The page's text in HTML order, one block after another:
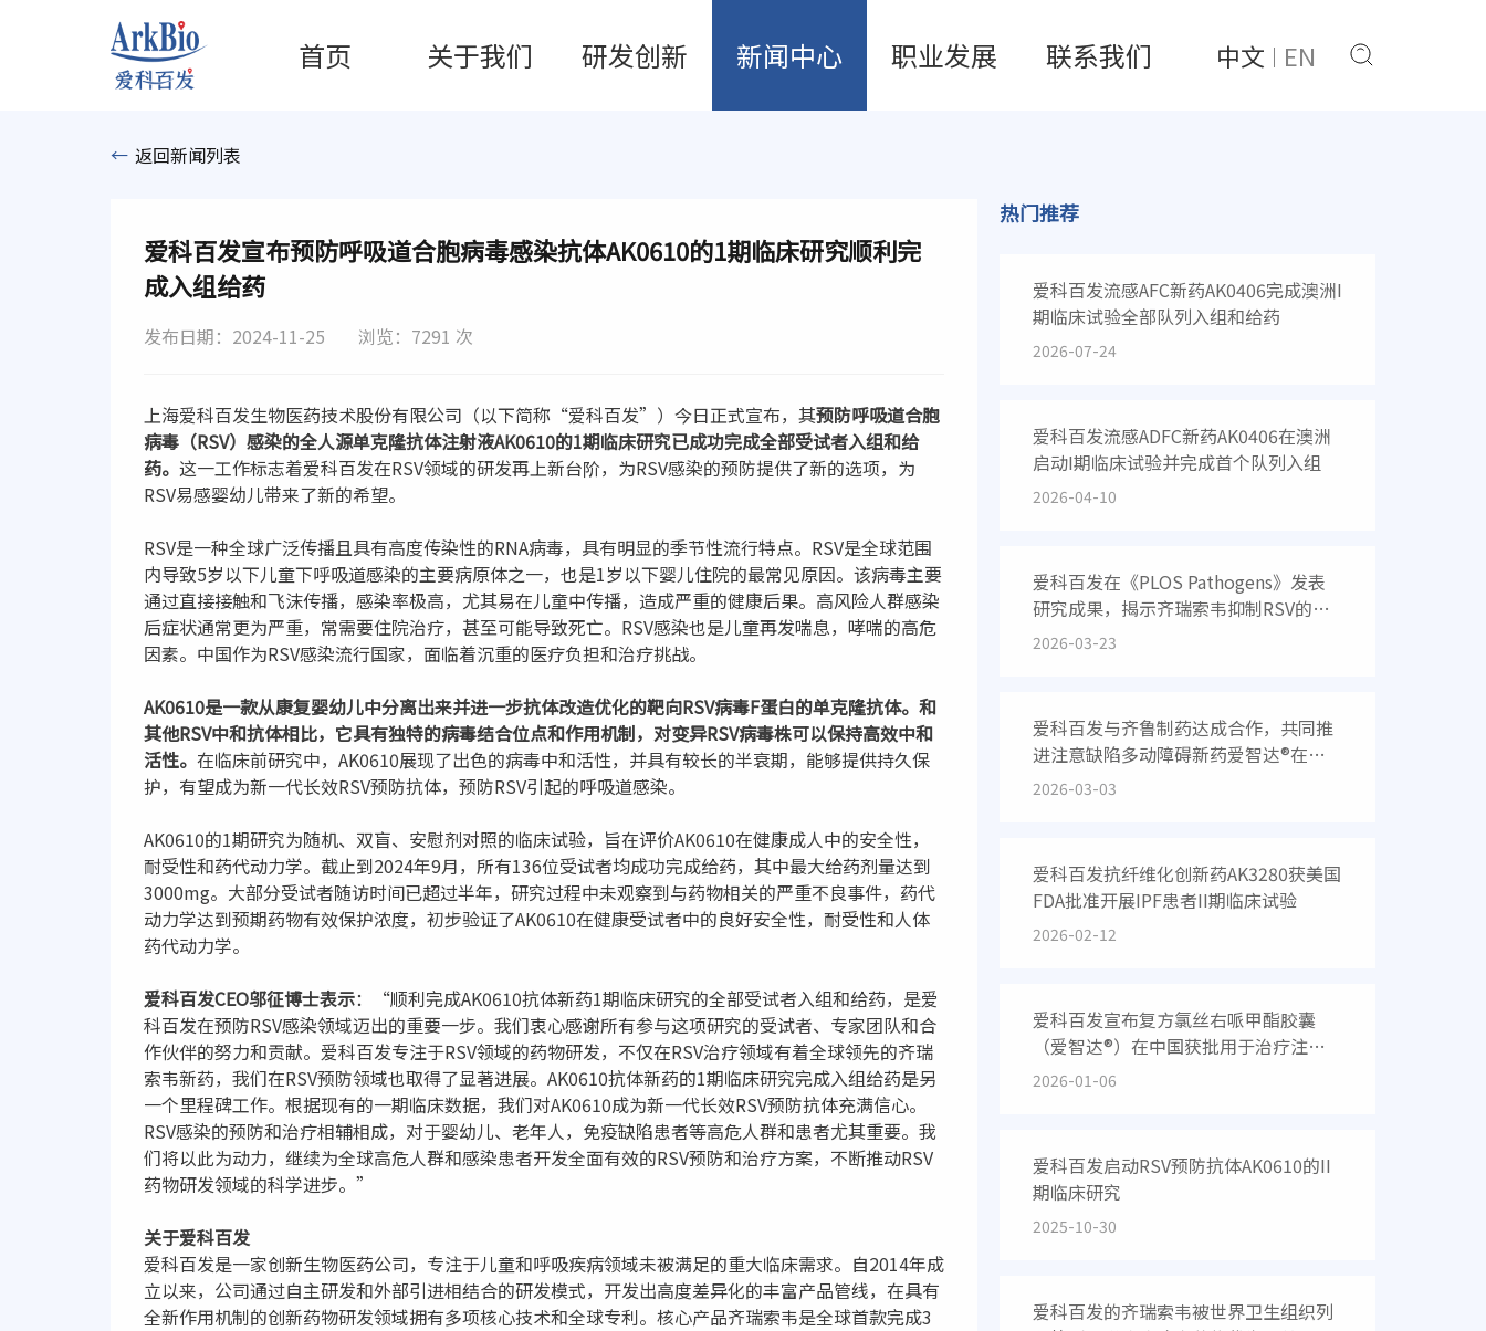
首页 关于我们 研发创新 新闻中心 职业发展 联系我们 中文 EN
← 返回新闻列表
爱科百发宣布预防呼吸道合胞病毒感染抗体AK0610的1期临床研究顺利完
成入组给药
发布日期：2024-11-25 浏览：7291 次
上海爱科百发生物医药技术股份有限公司（以下简称“爱科百发”）今日正式宣布，其预防呼吸道合胞
病毒（RSV）感染的全人源单克隆抗体注射液AK0610的1期临床研究已成功完成全部受试者入组和给
药。 这一工作标志着爱科百发在RSV领域的研发再上新台阶，为RSV感染的预防提供了新的选项，为
RSV易感婴幼儿带来了新的希望。
RSV是一种全球广泛传播且具有高度传染性的RNA病毒，具有明显的季节性流行特点。RSV是全球范围
内导致5岁以下儿童下呼吸道感染的主要病原体之一，也是1岁以下婴儿住院的最常见原因。该病毒主要
通过直接接触和飞沫传播，感染率极高，尤其易在儿童中传播，造成严重的健康后果。高风险人群感染
后症状通常更为严重，常需要住院治疗，甚至可能导致死亡。RSV感染也是儿童再发喘息，哮喘的高危
因素。中国作为RSV感染流行国家，面临着沉重的医疗负担和治疗挑战。
AK0610是一款从康复婴幼儿中分离出来并进一步抗体改造优化的靶向RSV病毒F蛋白的单克隆抗体。和
其他RSV中和抗体相比，它具有独特的病毒结合位点和作用机制，对变异RSV病毒株可以保持高效中和
活性。 在临床前研究中，AK0610展现了出色的病毒中和活性，并具有较长的半衰期，能够提供持久保
护，有望成为新一代长效RSV预防抗体，预防RSV引起的呼吸道感染。
AK0610的1期研究为随机、双盲、安慰剂对照的临床试验，旨在评价AK0610在健康成人中的安全性，
耐受性和药代动力学。截止到2024年9月，所有136位受试者均成功完成给药，其中最大给药剂量达到
3000mg。大部分受试者随访时间已超过半年，研究过程中未观察到与药物相关的严重不良事件，药代
动力学达到预期药物有效保护浓度，初步验证了AK0610在健康受试者中的良好安全性，耐受性和人体
药代动力学。
爱科百发CEO邬征博士表示：“顺利完成AK0610抗体新药1期临床研究的全部受试者入组和给药，是爱
科百发在预防RSV感染领域迈出的重要一步。我们衷心感谢所有参与这项研究的受试者、专家团队和合
作伙伴的努力和贡献。爱科百发专注于RSV领域的药物研发，不仅在RSV治疗领域有着全球领先的齐瑞
索韦新药，我们在RSV预防领域也取得了显著进展。AK0610抗体新药的1期临床研究完成入组给药是另
一个里程碑工作。根据现有的一期临床数据，我们对AK0610成为新一代长效RSV预防抗体充满信心。
RSV感染的预防和治疗相辅相成，对于婴幼儿、老年人，免疫缺陷患者等高危人群和患者尤其重要。我
们将以此为动力，继续为全球高危人群和感染患者开发全面有效的RSV预防和治疗方案，不断推动RSV
药物研发领域的科学进步。”
关于爱科百发
爱科百发是一家创新生物医药公司，专注于儿童和呼吸疾病领域未被满足的重大临床需求。自2014年成
立以来，公司通过自主研发和外部引进相结合的研发模式，开发出高度差异化的丰富产品管线，在具有
全新作用机制的创新药物研发领域拥有多项核心技术和全球专利。核心产品齐瑞索韦是全球首款完成3
热门推荐
爱科百发流感AFC新药AK0406完成澳洲I
期临床试验全部队列入组和给药
2026-07-24
爱科百发流感ADFC新药AK0406在澳洲
启动I期临床试验并完成首个队列入组
2026-04-10
爱科百发在《PLOS Pathogens》发表
研究成果，揭示齐瑞索韦抑制RSV的分
子机制
2026-03-23
爱科百发与齐鲁制药达成合作，共同推
进注意缺陷多动障碍新药爱智达®在中
国大陆的商业化进程
2026-03-03
爱科百发抗纤维化创新药AK3280获美国
FDA批准开展IPF患者II期临床试验
2026-02-12
爱科百发宣布复方氯丝右哌甲酯胶囊
（爱智达®）在中国获批用于治疗注意
缺陷多动障碍
2026-01-06
爱科百发启动RSV预防抗体AK0610的II
期临床研究
2025-10-30
爱科百发的齐瑞索韦被世界卫生组织列